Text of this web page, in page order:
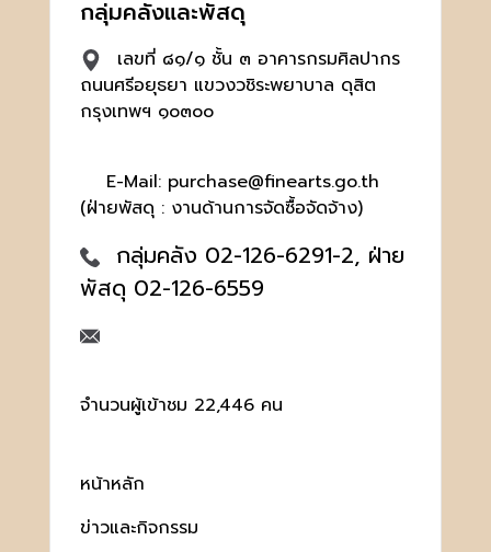
กลุ่มคลังและพัสดุ
เลขที่ ๘๑/๑ ชั้น ๓ อาคารกรมศิลปากร
ถนนศรีอยุธยา แขวงวชิระพยาบาล ดุสิต
กรุงเทพฯ ๑๐๓๐๐
E-Mail: purchase@finearts.go.th
(ฝ่ายพัสดุ : งานด้านการจัดซื้อจัดจ้าง)
กลุ่มคลัง 02-126-6291-2, ฝ่าย
พัสดุ 02-126-6559
จำนวนผู้เข้าชม 22,446 คน
หน้าหลัก
ข่าวและกิจกรรม